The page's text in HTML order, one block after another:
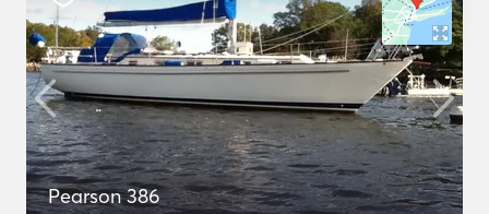
Pearson 386